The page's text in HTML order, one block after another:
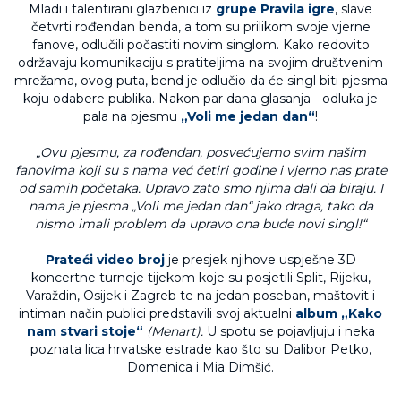
Mladi i talentirani glazbenici iz grupe Pravila igre, slave
četvrti rođendan benda, a tom su prilikom svoje vjerne
fanove, odlučili počastiti novim singlom. Kako redovito
održavaju komunikaciju s pratiteljima na svojim društvenim
mrežama, ovog puta, bend je odlučio da će singl biti pjesma
koju odabere publika. Nakon par dana glasanja - odluka je
pala na pjesmu „Voli me jedan dan“!
„Ovu pjesmu, za rođendan, posvećujemo svim našim
fanovima koji su s nama već četiri godine i vjerno nas prate
od samih početaka. Upravo zato smo njima dali da biraju. I
nama je pjesma „Voli me jedan dan“ jako draga, tako da
nismo imali problem da upravo ona bude novi singl!“
Prateći video brojje presjek njihove uspješne 3D
koncertne turneje tijekom koje su posjetili Split, Rijeku,
Varaždin, Osijek i Zagreb te na jedan poseban, maštovit i
intiman način publici predstavili svoj aktualni album „Kako
nam stvari stoje“ (Menart).U spotu se pojavljuju i neka
poznata lica hrvatske estrade kao što su Dalibor Petko,
Domenica i Mia Dimšić.